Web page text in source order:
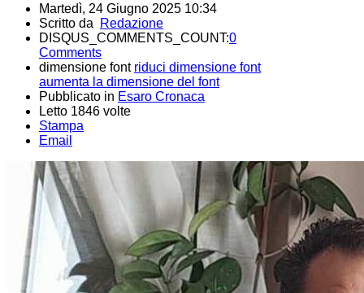
Martedì, 24 Giugno 2025 10:34
Scritto da
Redazione
DISQUS_COMMENTS_COUNT:0
Comments
dimensione font riduci dimensione font
aumenta la dimensione del font
Pubblicato in Esaro Cronaca
Letto 1846 volte
Stampa
Email